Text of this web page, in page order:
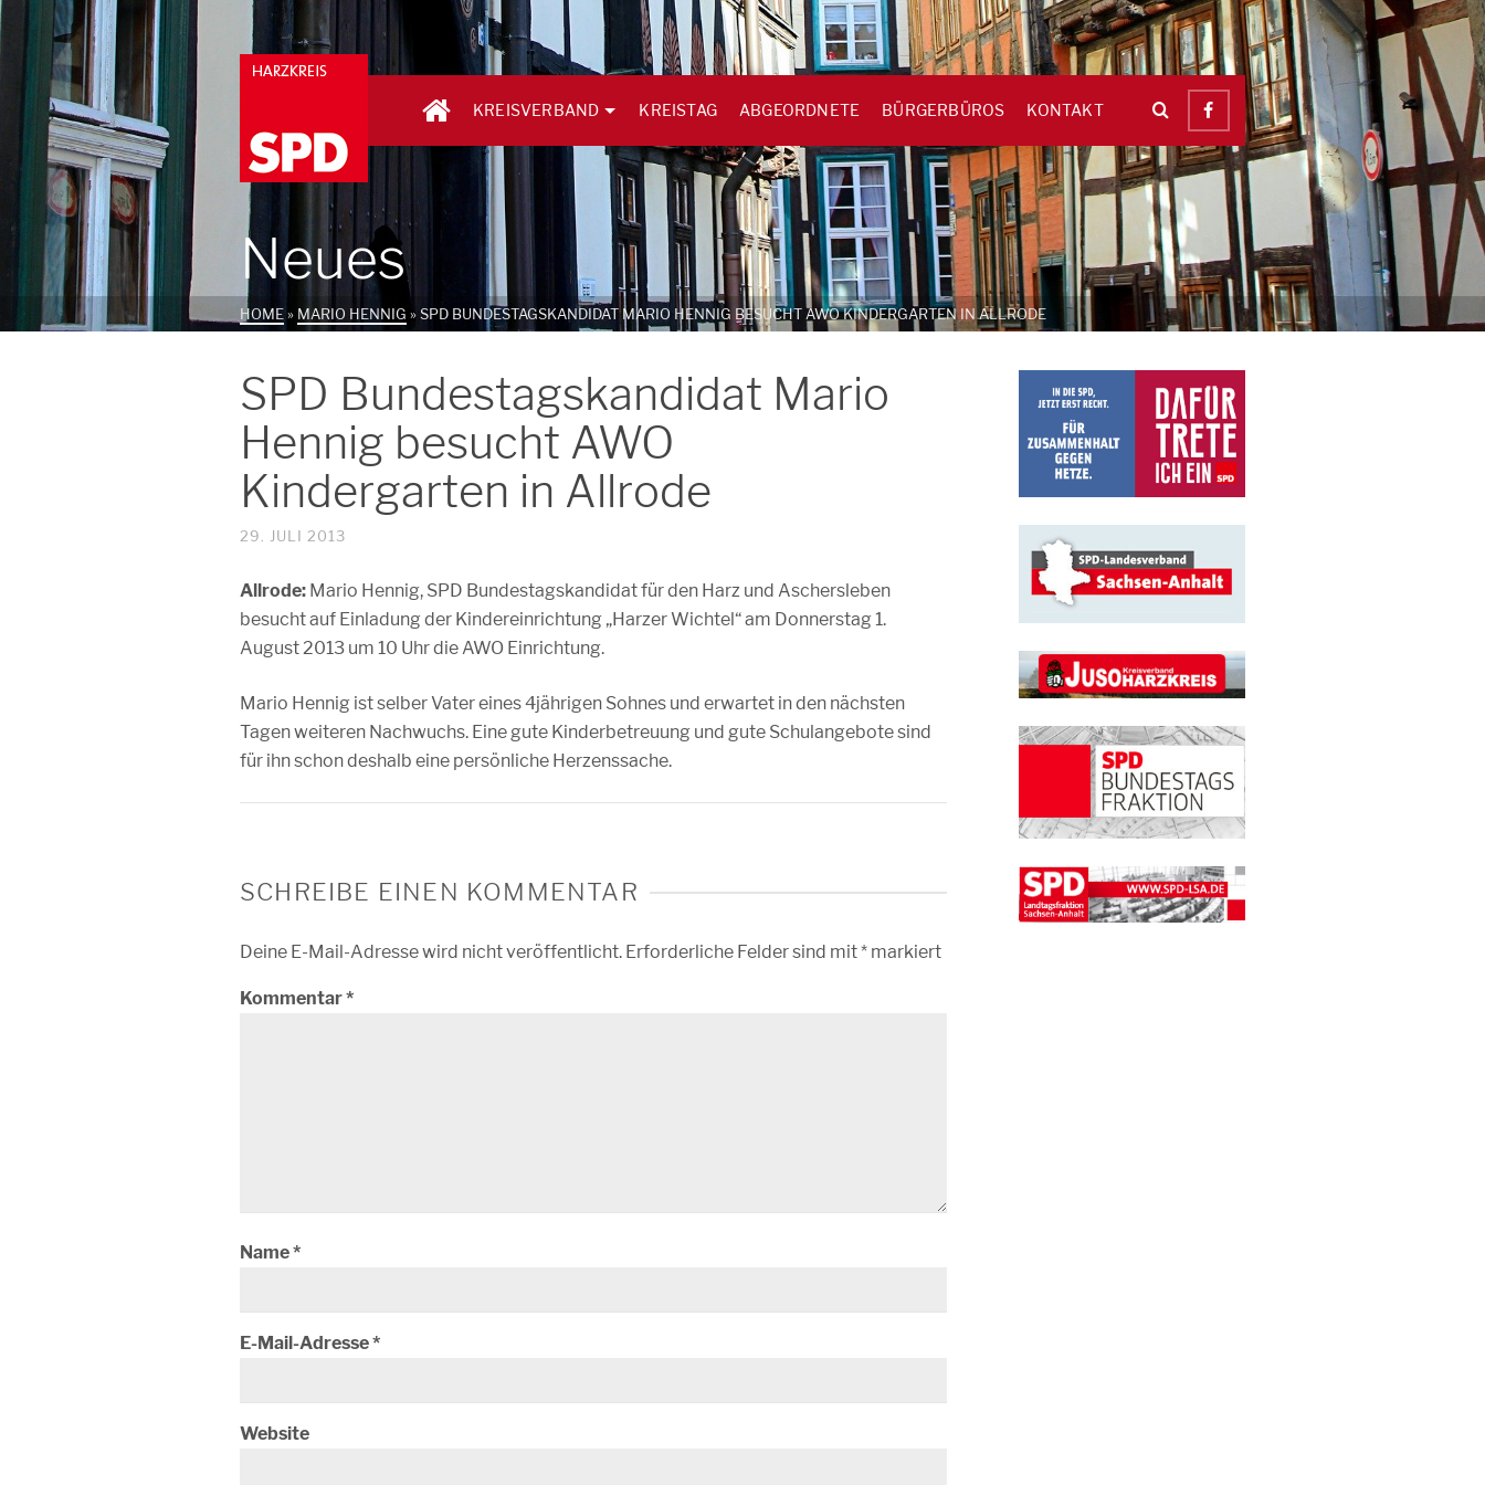
KREISVERBAND KREISTAG ABGEORDNETE BÜRGERBÜROS KONTAKT
Neues
HOME» MARIO HENNIG »SPD BUNDESTAGSKANDIDAT MARIO HENNIG BESUCHT AWO KINDERGARTEN IN ALLRODE
SPD Bundestagskandidat Mario
Hennig besucht AWO
Kindergarten in Allrode
29. JULI 2013
Allrode: Mario Hennig, SPD Bundestagskandidat für den Harz und Aschersleben
besucht auf Einladung der Kindereinrichtung „Harzer Wichtel“ am Donnerstag 1.
August 2013 um 10 Uhr die AWO Einrichtung.
Mario Hennig ist selber Vater eines 4jährigen Sohnes und erwartet in den nächsten
Tagen weiteren Nachwuchs. Eine gute Kinderbetreuung und gute Schulangebote sind
für ihn schon deshalb eine persönliche Herzenssache.
SCHREIBE EINEN KOMMENTAR
Deine E-Mail-Adresse wird nicht veröffentlicht. Erforderliche Felder sind mit* markiert
Kommentar*
Name*
E-Mail-Adresse*
Website